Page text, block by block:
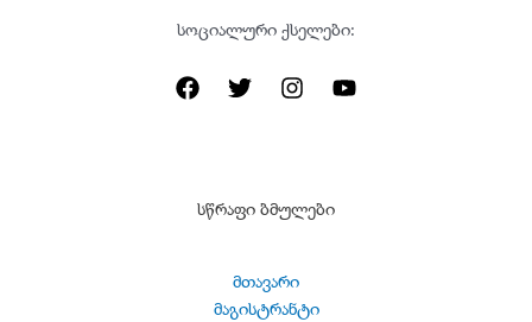
სოციალური ქსელები:
სწრაფი ბმულები
მთავარი
მაგისტრანტი